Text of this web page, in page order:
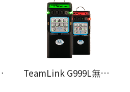
偵測器 TeamLink G999L無線團隊安全監控器